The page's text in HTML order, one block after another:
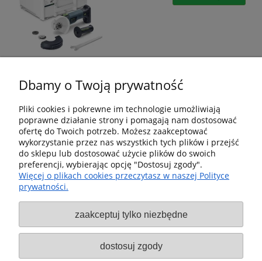
Pomoc
Dostawa i dostawa
Moje konto
Gwarancja i zwroty
O firmie
Dbamy o Twoją prywatność
Pliki cookies i pokrewne im technologie umożliwiają
poprawne działanie strony i pomagają nam dostosować
ofertę do Twoich potrzeb. Możesz zaakceptować
wykorzystanie przez nas wszystkich tych plików i przejść
do sklepu lub dostosować użycie plików do swoich
preferencji, wybierając opcję "Dostosuj zgody".
Więcej o plikach cookies przeczytasz w naszej Polityce
prywatności.
zaakceptuj tylko niezbędne
dostosuj zgody